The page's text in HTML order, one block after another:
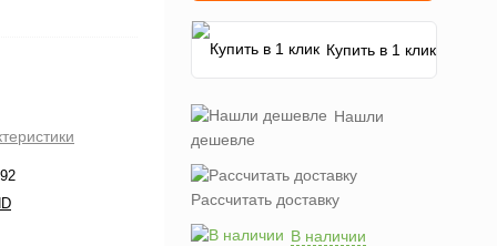
Купить в 1 клик
Нашли
дешевле
Рассчитать доставку
В наличии